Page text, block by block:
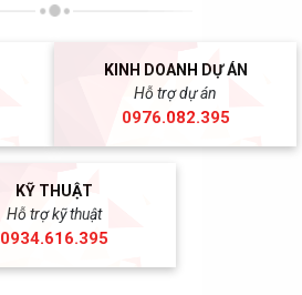
KINH DOANH DỰ ÁN
Hỗ trợ dự án
0976.082.395
KỸ THUẬT
Hỗ trợ kỹ thuật
0934.616.395